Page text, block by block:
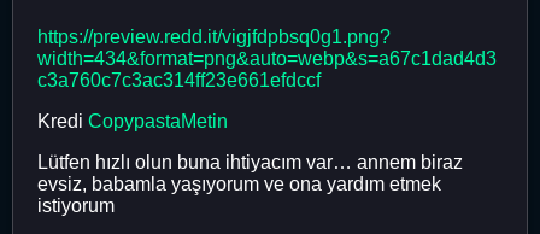
https://preview.redd.it/vigjfdpbsq0g1.png?
width=434&format=png&auto=webp&s=a67c1dad4d3
c3a760c7c3ac314ff23e661efdccf
Kredi CopypastaMetin
Lütfen hızlı olun buna ihtiyacım var… annem biraz
evsiz, babamla yaşıyorum ve ona yardım etmek
istiyorum